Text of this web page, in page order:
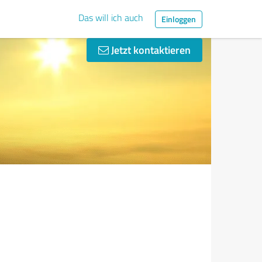
Das will ich auch Einloggen
Jetzt kontaktieren